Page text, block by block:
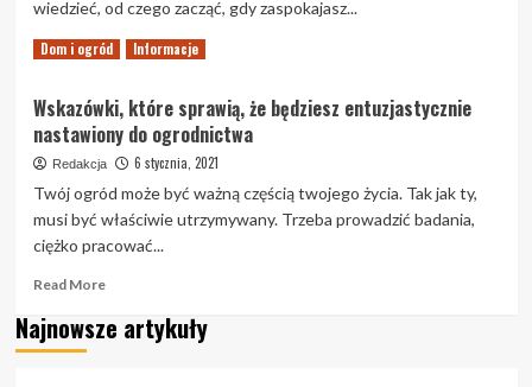
wiedzieć, od czego zacząć, gdy zaspokajasz...
Read MoreRead
more
Sukces
finansowy
jest
gdy
używasz
tych
Dom i ogród Informacje
Wskazówki, które sprawią, że będziesz entuzjastycznie
nastawiony do ogrodnictwa
Redakcja 6 stycznia, 2021
Twój ogród może być ważną częścią twojego życia. Tak jak ty,
musi być właściwie utrzymywany. Trzeba prowadzić badania,
ciężko pracować...
Read MoreRead
about
Wskazówki,
Najnowsze artykuły